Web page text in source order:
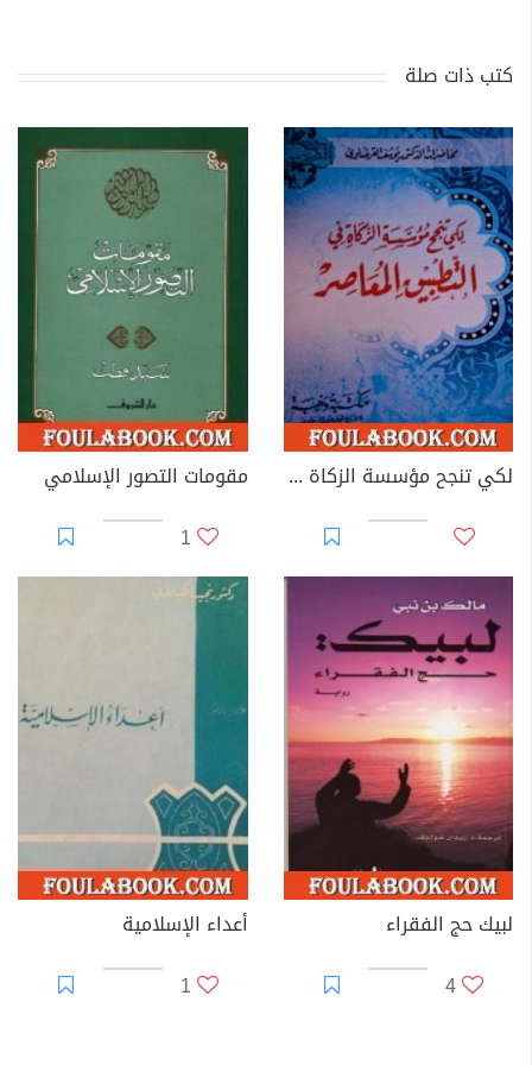
كتب ذات صلة
لكي تنجح مؤسسة الزكاة في التطبيق المعاصر
مقومات التصور الإسلامي
1
لبيك حج الفقراء
4
أعداء الإسلامية
1